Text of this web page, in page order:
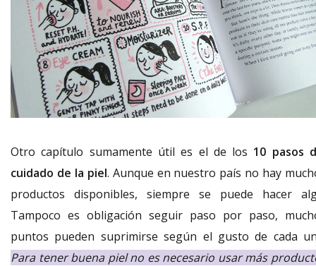
Otro capítulo sumamente útil es el de los 10 pasos
cuidado de la piel. Aunque en nuestro país no hay
productos disponibles, siempre se puede hacer
Tampoco es obligación seguir paso por paso,
puntos pueden suprimirse según el gusto de cada
Para tener buena piel no es necesario usar más